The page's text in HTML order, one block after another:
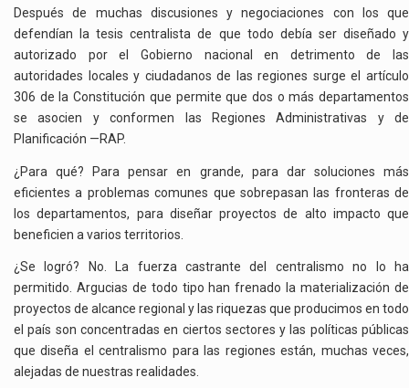
Después de muchas discusiones y negociaciones con los que
defendían la tesis centralista de que todo debía ser diseñado y
autorizado por el Gobierno nacional en detrimento de las
autoridades locales y ciudadanos de las regiones surge el artículo
306 de la Constitución que permite que dos o más departamentos
se asocien y conformen las Regiones Administrativas y de
Planificación —RAP.
¿Para qué? Para pensar en grande, para dar soluciones más
eficientes a problemas comunes que sobrepasan las fronteras de
los departamentos, para diseñar proyectos de alto impacto que
beneficien a varios territorios.
¿Se logró? No. La fuerza castrante del centralismo no lo ha
permitido. Argucias de todo tipo han frenado la materialización de
proyectos de alcance regional y las riquezas que producimos en todo
el país son concentradas en ciertos sectores y las políticas públicas
que diseña el centralismo para las regiones están, muchas veces,
alejadas de nuestras realidades.